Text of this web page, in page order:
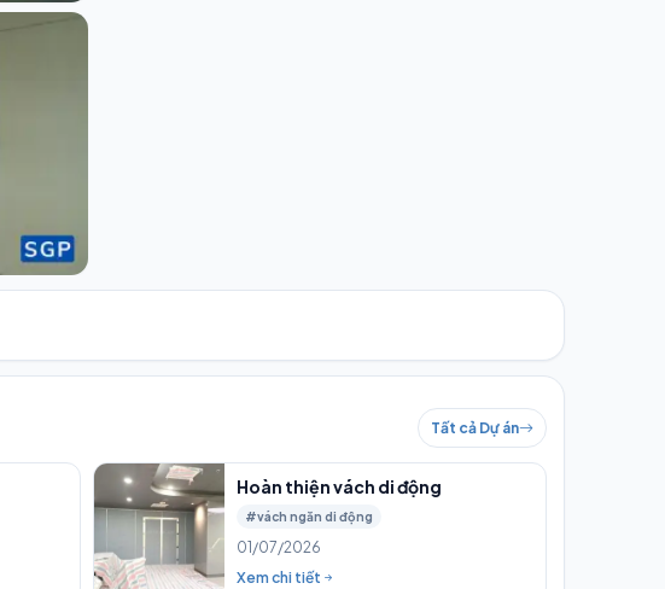
Tất cả Dự án
Hoàn thiện vách di động
#vách ngăn di động
01/07/2026
Xem chi tiết